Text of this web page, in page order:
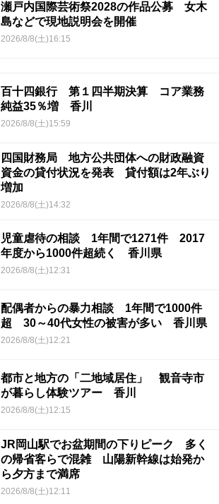
瀬戸内国際芸術祭2028の作品公募 女木
島などで現地説明会を開催
2026/8/8(土)16:15
百十四銀行 第１四半期決算 コア業務
純益35％増 香川
2026/8/8(土)15:59
四国財務局 地方公共団体への財政融資
資金の貸付状況を発表 貸付額は2年ぶり
増加
2026/8/8(土)14:32
児童虐待の相談 1年間で1271件 2017
年度から1000件超続く 香川県
2026/8/8(土)12:31
配偶者からの暴力相談 1年間で1000件
超 30～40代女性の被害が多い 香川県
2026/8/8(土)12:21
都市と地方の「二地域居住」 観音寺市
が暮らし体験ツアー 香川
2026/8/8(土)12:15
JR岡山駅でお盆期間の下りピーク 多く
の帰省客らで混雑 山陽新幹線は始発か
ら夕方まで満席
2026/8/8(土)12:11